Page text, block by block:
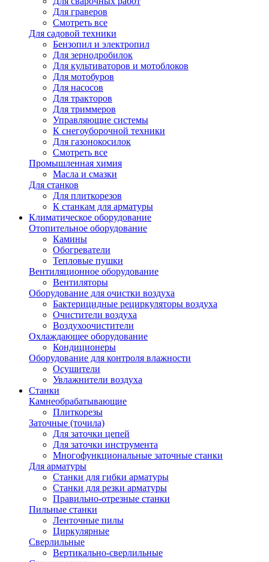
Для граверов
Смотреть все
Для садовой техники
Бензопил и электропил
Для зернодробилок
Для культиваторов и мотоблоков
Для мотобуров
Для насосов
Для тракторов
Для триммеров
Управляющие системы
К снегоуборочной техники
Для газонокосилок
Смотреть все
Промышленная химия
Масла и смазки
Для станков
Для плиткорезов
К станкам для арматуры
Климатическое оборудование
Отопительное оборудование
Камины
Обогреватели
Тепловые пушки
Вентиляционное оборудование
Вентиляторы
Оборудование для очистки воздуха
Бактерицидные рециркуляторы воздуха
Очистители воздуха
Воздухоочистители
Охлаждающее оборудование
Кондиционеры
Оборудование для контроля влажности
Осушители
Увлажнители воздуха
Станки
Камнеобрабатывающие
Плиткорезы
Заточные (точила)
Для заточки цепей
Для заточки инструмента
Многофункциональные заточные станки
Для арматуры
Станки для гибки арматуры
Станки для резки арматуры
Правильно-отрезные станки
Пильные станки
Ленточные пилы
Циркулярные
Сверлильные
Вертикально-сверлильные